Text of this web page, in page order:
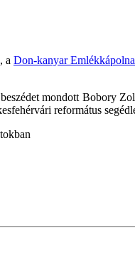
a Don-kanyar Emlékkápolna
mondott Bobory
református